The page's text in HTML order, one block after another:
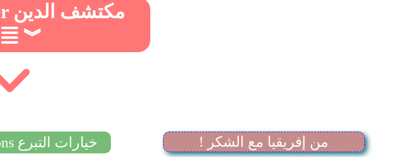
Ẹsin Explorer مكتشف الدين
︾
Donate Options خيارات التبرع ! من إفريقيا مع الشكر